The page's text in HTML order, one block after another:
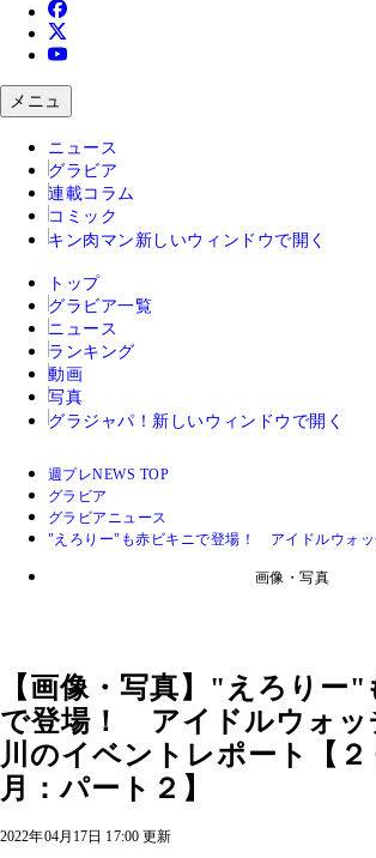
メニュ
ニュース
グラビア
連載コラム
コミック
キン肉マン 新しいウィンドウで開く
トップ
グラビア一覧
ニュース
ランキング
動画
写真
グラジャパ！ 新しいウィンドウで開く
週プレNEWS TOP
グラビア
グラビアニュース
"えろりー"も赤ビキニで登場！ アイドルウォ
画像・写真
【画像・写真】"えろりー"
で登場！ アイドルウォッ
川のイベントレポート【２
月：パート２】
2022年04月17日 17:00 更新